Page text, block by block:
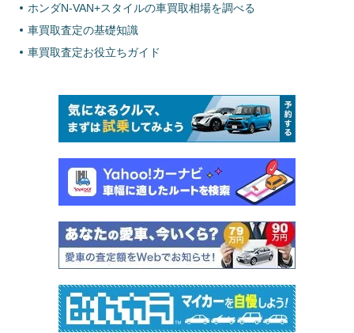
ホンダN-VAN+スタイルの車買取相場を調べる
車買取査定の基礎知識
車買取査定お役立ちガイド